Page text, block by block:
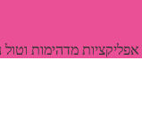
מדהימות וטול